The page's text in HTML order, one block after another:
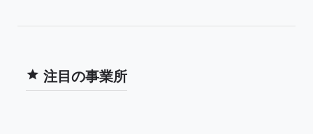
注目の事業所